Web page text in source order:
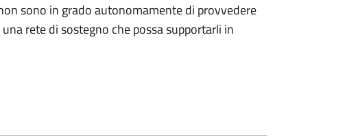
sono in grado autonomamente di provvedere
rete di sostegno che possa supportarli in